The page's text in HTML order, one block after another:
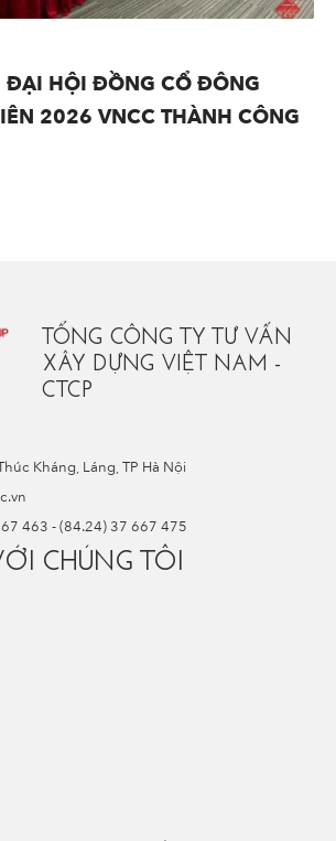
ĐẠI HỘI ĐỒNG CỔ ĐÔNG
2026 VNCC THÀNH CÔNG
TỔNG CÔNG TY TƯ VẤN
XÂY DỰNG VIỆT NAM -
CTCP
Kháng, Láng, TP Hà Nội
463 -(84.24) 37 667 475
CHÚNG TÔI